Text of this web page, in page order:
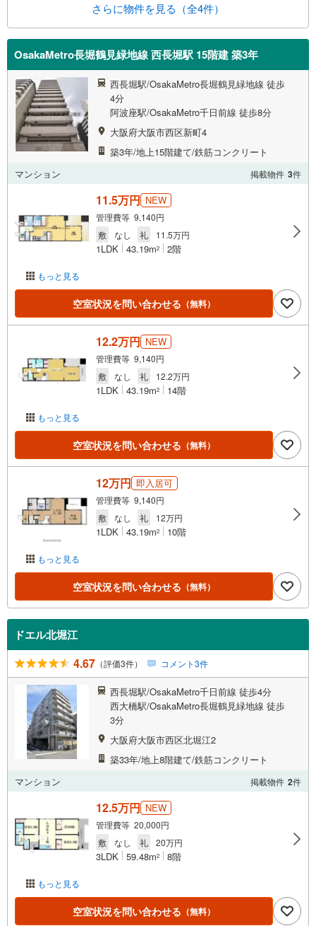
さらに物件を見る（全4件）
OsakaMetro長堀鶴見緑地線 西長堀駅 15階建 築3年
西長堀駅/OsakaMetro長堀鶴見緑地線 徒歩
4分
阿波座駅/OsakaMetro千日前線 徒歩8分
大阪府大阪市西区新町4
築3年/地上15階建て/鉄筋コンクリート
マンション
掲載物件 3件
もっと見る
11.5万円 NEW
管理費等 9,140円
敷
なし 礼 11.5万円
1LDK 43.19m2 2階
空室状況を問い合わせる （無料）
もっと見る
12.2万円 NEW
管理費等 9,140円
敷
なし 礼 12.2万円
1LDK 43.19m2 14階
空室状況を問い合わせる （無料）
もっと見る
12万円 即入居可
管理費等 9,140円
敷
なし 礼 12万円
1LDK 43.19m2 10階
空室状況を問い合わせる （無料）
ドエル北堀江
4.67 （評価3件） コメント3件
西長堀駅/OsakaMetro千日前線 徒歩4分
西大橋駅/OsakaMetro長堀鶴見緑地線 徒歩
3分
大阪府大阪市西区北堀江2
築33年/地上8階建て/鉄筋コンクリート
マンション
掲載物件 2件
もっと見る
12.5万円 NEW
管理費等 20,000円
敷
なし 礼 20万円
3LDK 59.48m2 8階
空室状況を問い合わせる （無料）